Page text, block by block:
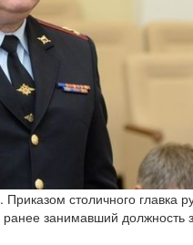
столичного главка
занимавший